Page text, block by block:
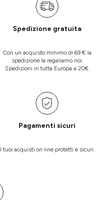
Spedizione gratuita
Con un acquisto minimo di 69 € la
spedizione la regaliamo noi.
Spedizioni in tutta Europa a 20€.
Pagamenti sicuri
I tuoi acquisti on line protetti e sicuri.